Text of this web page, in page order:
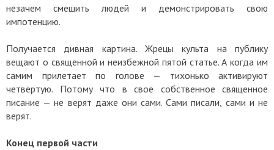
незачем смешить людей и демонстрировать свою
импотенцию.
Получается дивная картина. Жрецы культа на публику
вещают о священной и неизбежной пятой статье. А когда им
самим прилетает по голове — тихонько активируют
четвёртую. Потому что в своё собственное священное
писание — не верят даже они сами. Сами писали, сами и не
верят.
Конец первой части